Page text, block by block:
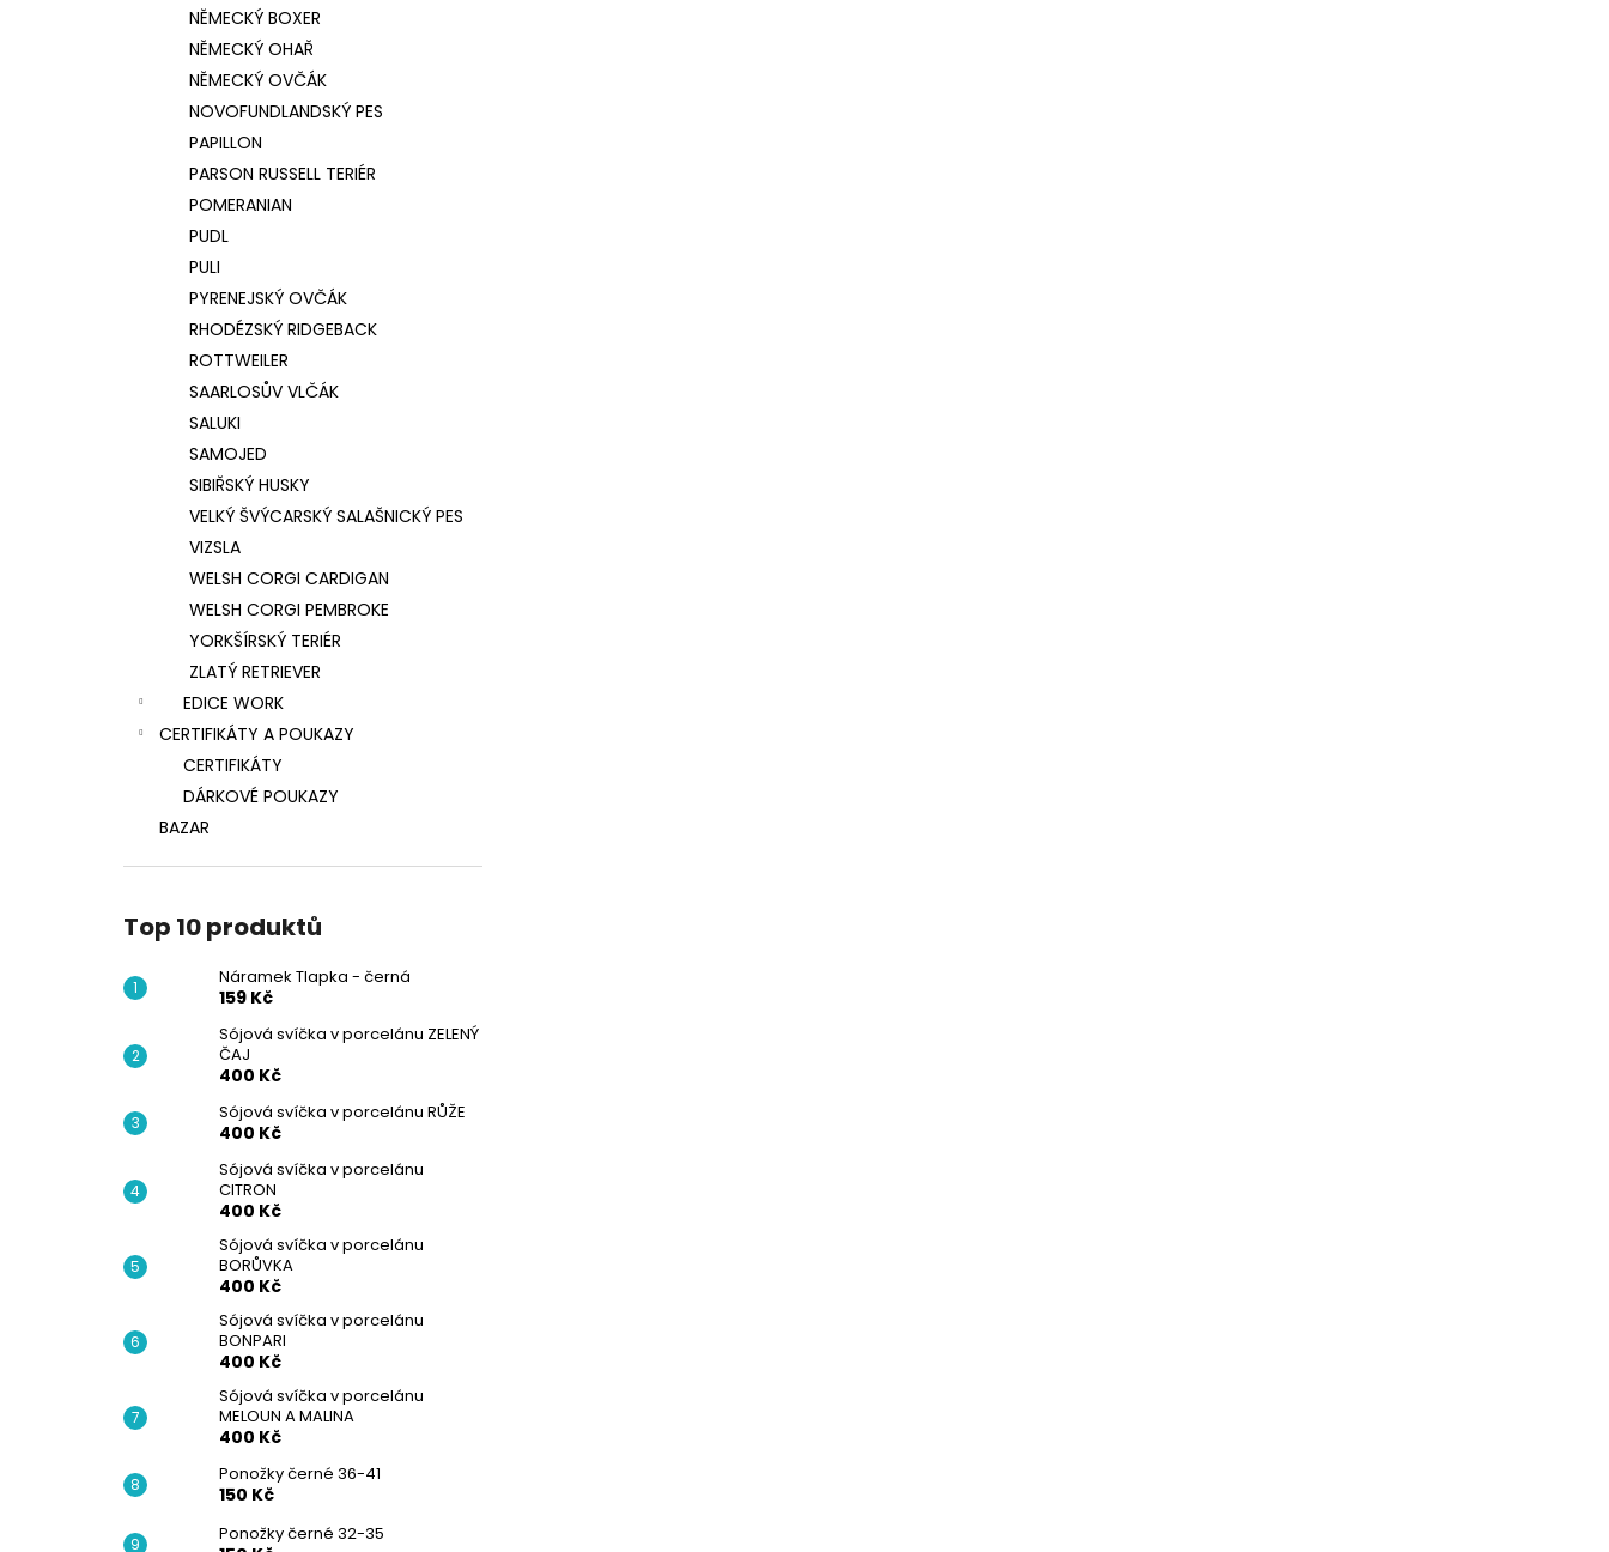
NĚMECKÝ BOXER
NĚMECKÝ OHAŘ
NĚMECKÝ OVČÁK
NOVOFUNDLANDSKÝ PES
PAPILLON
PARSON RUSSELL TERIÉR
POMERANIAN
PUDL
PULI
PYRENEJSKÝ OVČÁK
RHODÉZSKÝ RIDGEBACK
ROTTWEILER
SAARLOSŮV VLČÁK
SALUKI
SAMOJED
SIBIŘSKÝ HUSKY
VELKÝ ŠVÝCARSKÝ SALAŠNICKÝ PES
VIZSLA
WELSH CORGI CARDIGAN
WELSH CORGI PEMBROKE
YORKŠÍRSKÝ TERIÉR
ZLATÝ RETRIEVER
EDICE WORK
CERTIFIKÁTY A POUKAZY
CERTIFIKÁTY
DÁRKOVÉ POUKAZY
BAZAR
Top 10 produktů
Náramek Tlapka - černá
159 Kč
Sójová svíčka v porcelánu ZELENÝ
ČAJ
400 Kč
Sójová svíčka v porcelánu RŮŽE
400 Kč
Sójová svíčka v porcelánu
CITRON
400 Kč
Sójová svíčka v porcelánu
BORŮVKA
400 Kč
Sójová svíčka v porcelánu
BONPARI
400 Kč
Sójová svíčka v porcelánu
MELOUN A MALINA
400 Kč
Ponožky černé 36-41
150 Kč
Ponožky černé 32-35